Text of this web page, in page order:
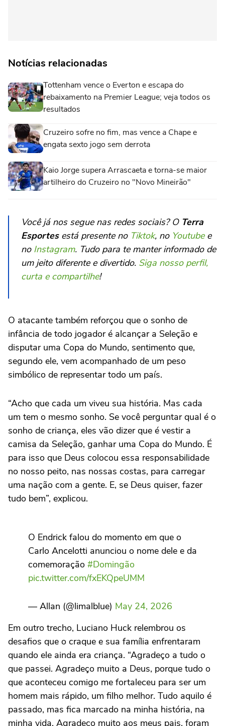
Notícias relacionadas
Tottenham vence o Everton e escapa do
rebaixamento na Premier League; veja todos os
resultados
Cruzeiro sofre no fim, mas vence a Chape e
engata sexto jogo sem derrota
Kaio Jorge supera Arrascaeta e torna-se maior
artilheiro do Cruzeiro no "Novo Mineirão"
Você já nos segue nas redes sociais? O Terra
Esportesestá presente no Tiktok, no Youtubee
no Instagram. Tudo para te manter informado de
um jeito diferente e divertido. Siga nosso perfil,
curta e compartilhe!
O atacante também reforçou que o sonho de
infância de todo jogador é alcançar a Seleção e
disputar uma Copa do Mundo, sentimento que,
segundo ele, vem acompanhado de um peso
simbólico de representar todo um país.
“Acho que cada um viveu sua história. Mas cada
um tem o mesmo sonho. Se você perguntar qual é o
sonho de criança, eles vão dizer que é vestir a
camisa da Seleção, ganhar uma Copa do Mundo. É
para isso que Deus colocou essa responsabilidade
no nosso peito, nas nossas costas, para carregar
uma nação com a gente. E, se Deus quiser, fazer
tudo bem”, explicou.
O Endrick falou do momento em que o
Carlo Ancelotti anunciou o nome dele e da
comemoração #Domingão
pic.twitter.com/fxEKQpeUMM
— Allan (@limalblue) May 24, 2026
Em outro trecho, Luciano Huck relembrou os
desafios que o craque e sua família enfrentaram
quando ele ainda era criança. “Agradeço a tudo o
que passei. Agradeço muito a Deus, porque tudo o
que aconteceu comigo me fortaleceu para ser um
homem mais rápido, um filho melhor. Tudo aquilo é
passado, mas fica marcado na minha história, na
minha vida. Agradeço muito aos meus pais, foram